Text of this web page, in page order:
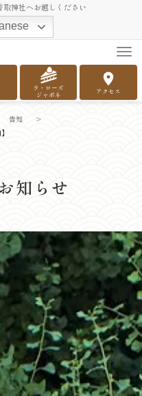
神社へお越しください
ラ・ローズ
ジャポネ
アクセス
知らせ
告知
>